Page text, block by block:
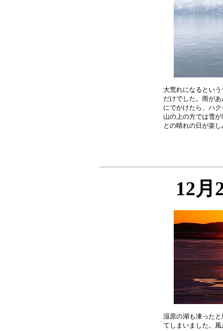
大荒れになるとい
だけでした。雨が
にでかけたら、ハ
山の上の方では雪
12月
湿原の湖も凍った
てしまいました。